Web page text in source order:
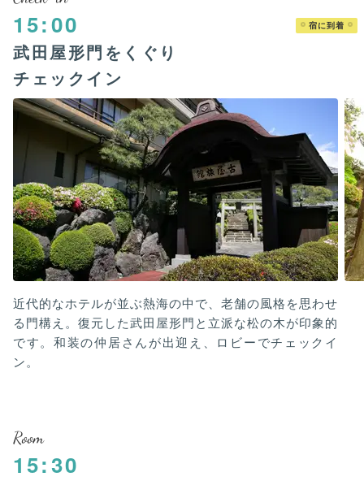
15:00 宿に到着
武田屋形門をくぐり
チェックイン
近代的なホテルが並ぶ熱海の中で、老舗の風格を思わせ
る門構え。復元した武田屋形門と立派な松の木が印象的
です。和装の仲居さんが出迎え、ロビーでチェックイ
ン。
Room
15:30